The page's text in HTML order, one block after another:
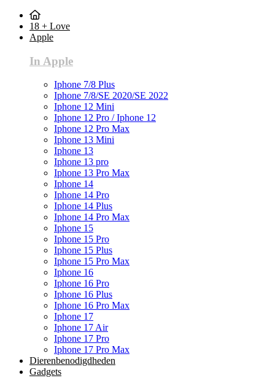
18 + Love
Apple
In Apple
Iphone 7/8 Plus
Iphone 7/8/SE 2020/SE 2022
Iphone 12 Mini
Iphone 12 Pro / Iphone 12
Iphone 12 Pro Max
Iphone 13 Mini
Iphone 13
Iphone 13 pro
Iphone 13 Pro Max
Iphone 14
Iphone 14 Pro
Iphone 14 Plus
Iphone 14 Pro Max
Iphone 15
Iphone 15 Pro
Iphone 15 Plus
Iphone 15 Pro Max
Iphone 16
Iphone 16 Pro
Iphone 16 Plus
Iphone 16 Pro Max
Iphone 17
Iphone 17 Air
Iphone 17 Pro
Iphone 17 Pro Max
Dierenbenodigdheden
Gadgets